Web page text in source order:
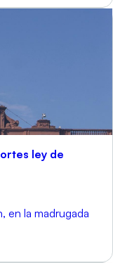
ley de
en la madrugada